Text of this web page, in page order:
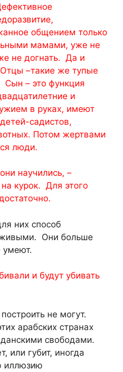
общением только
мамами, уже не
не догнать. Да и
–такие же тупые
Сын – это функция
и
в руках, имеют
садистов,
Потом жертвами
люди.
научились, –
курок. Для этого
них способ
живыми. Они больше
умеют.
и будут убивать
не могут.
арабских странах
свободами.
или губит, иногда
иллюзию